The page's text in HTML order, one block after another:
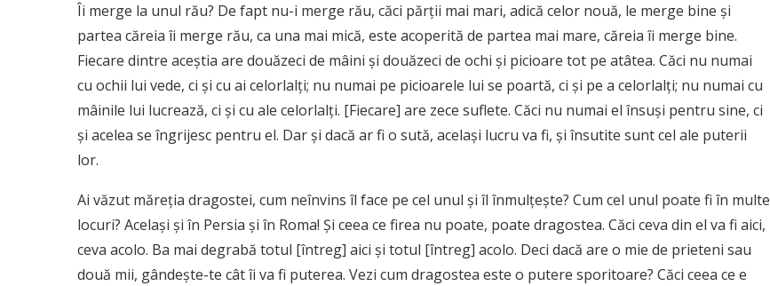
Îi merge la unul rău? De fapt nu-i merge rău, căci părţii mai mari, adică celor nouă, le merge bine şi
partea căreia îi merge rău, ca una mai mică, este acoperită de partea mai mare, căreia îi merge bine.
Fiecare dintre aceştia are douăzeci de mâini şi douăzeci de ochi şi picioare tot pe atâtea. Căci nu numai
cu ochii lui vede, ci şi cu ai celorlalţi; nu numai pe picioarele lui se poartă, ci şi pe a celorlalţi; nu numai cu
mâinile lui lucrează, ci şi cu ale celorlalţi. [Fiecare] are zece suflete. Căci nu numai el însuşi pentru sine, ci
şi acelea se îngrijesc pentru el. Dar şi dacă ar fi o sută, acelaşi lucru va fi, şi însutite sunt cel ale puterii
lor.
Ai văzut măreţia dragostei, cum neînvins îl face pe cel unul şi îl înmulţeşte? Cum cel unul poate fi în multe
locuri? Acelaşi şi în Persia şi în Roma! Şi ceea ce firea nu poate, poate dragostea. Căci ceva din el va fi aici,
ceva acolo. Ba mai degrabă totul [întreg] aici şi totul [întreg] acolo. Deci dacă are o mie de prieteni sau
două mii, gândeşte-te cât îi va fi puterea. Vezi cum dragostea este o putere sporitoare? Căci ceea ce e